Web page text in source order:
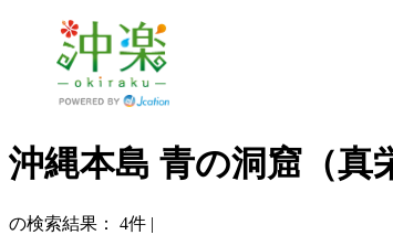
沖縄本島 青の洞窟（真
の検索結果： 4件 |